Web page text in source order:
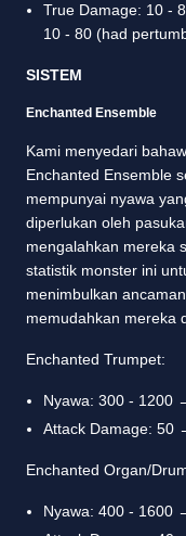
True Damage: 10 -
10 - 80 (had
SISTEM
Enchanted Ensemble
Kami menyedari
Enchanted Ensemble
mempunyai nyawa
diperlukan oleh
mengalahkan mereka
statistik monster ini
menimbulkan
memudahkan mereka
Enchanted Trumpet:
Nyawa: 300 - 1200
Attack Damage: 50
Enchanted Organ/
Nyawa: 400 - 1600